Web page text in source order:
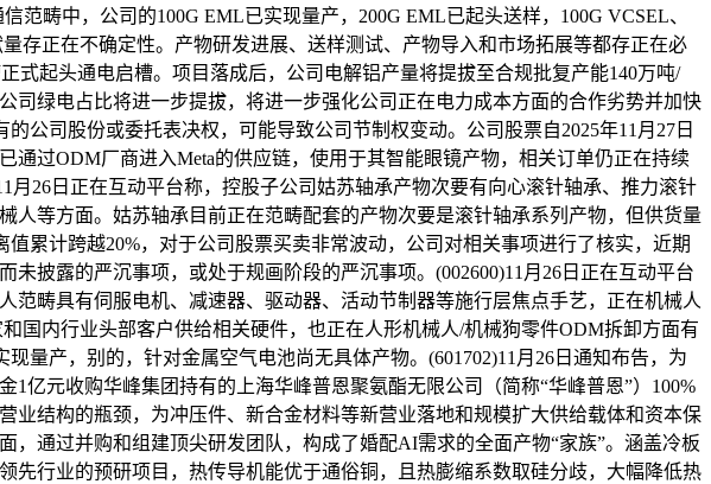
畴中，公司的100G EML已实现量产，200G EML已起头送样，100G VCSEL、
存正在不确定性。产物研发进展、送样测试、产物导入和市场拓展等都存正在必
式起头通电启槽。项目落成后，公司电解铝产量将提拔至合规批复产能140万吨/
绿电占比将进一步提拔，将进一步强化公司正在电力成本方面的合作劣势并加快
公司股份或委托表决权，可能导致公司节制权变动。公司股票自2025年11月27日
过ODM厂商进入Meta的供应链，使用于其智能眼镜产物，相关订单仍正在持续
26日正在互动平台称，控股子公司姑苏轴承产物次要有向心滚针轴承、推力滚针
等方面。姑苏轴承目前正在范畴配套的产物次要是滚针轴承系列产物，但供货量
累计跨越20%，对于公司股票买卖非常波动，公司对相关事项进行了核实，近期
披露的严沉事项，或处于规画阶段的严沉事项。(002600)11月26日正在互动平台
畴具有伺服电机、减速器、驱动器、活动节制器等施行层焦点手艺，正在机械人
国内行业头部客户供给相关硬件，也正在人形机械人/机械狗零件ODM拆卸方面有
量产，别的，针对金属空气电池尚无具体产物。(601702)11月26日通知布告，为
亿元收购华峰集团持有的上海华峰普恩聚氨酯无限公司（简称“华峰普恩”）100%
结构的瓶颈，为冲压件、新合金材料等新营业落地和规模扩大供给载体和资本保
，通过并购和组建顶尖研发团队，构成了婚配AI需求的全面产物“家族”。涵盖冷板
行业的预研项目，热传导机能优于通俗铜，且热膨缩系数取硅分歧，大幅降低热